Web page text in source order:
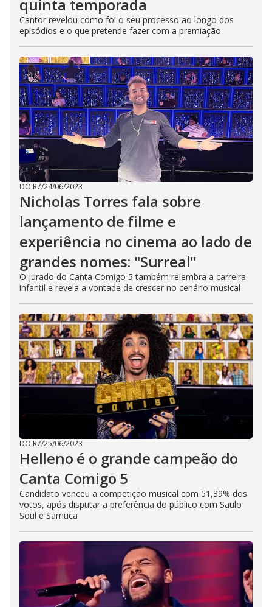
quinta temporada
Cantor revelou como foi o seu processo ao longo dos
episódios e o que pretende fazer com a premiação
DO R7/24/06/2023
Nicholas Torres fala sobre
lançamento de filme e
experiência no cinema ao lado de
grandes nomes: "Surreal"
O jurado do Canta Comigo 5 também relembra a carreira
infantil e revela a vontade de crescer no cenário musical
DO R7/25/06/2023
Helleno é o grande campeão do
Canta Comigo 5
Candidato venceu a competição musical com 51,39% dos
votos, após disputar a preferência do público com Saulo
Soul e Samuca